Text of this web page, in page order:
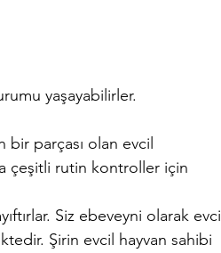
yaşayabilirler.
çeşitli rutin kontroller için
Siz ebeveyni olarak evcil
Şirin evcil hayvan sahibi